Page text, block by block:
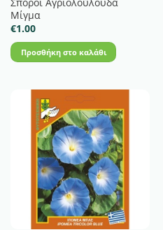
Μίγμα
€1.00
Προσθήκη στο καλάθι